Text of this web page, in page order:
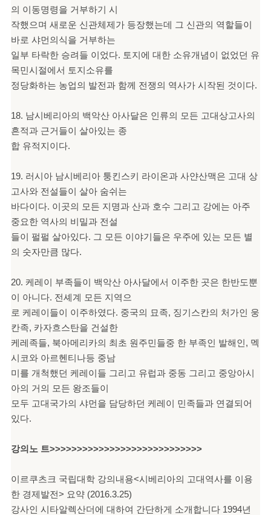
의 이동명령을 거부하기 시
작했으며 새로운 신관체제가 등장했는데 그 신관의 역할들이
바로 샤먼의식을 거부하는
일부 타락한 승려들 이었다. 토지에 대한 소유개념이 없었던 유
목민시절에서 토지소유를
정당화하는 농업의 발전과 함께 전쟁의 역사가 시작된 것이다.
18. 남시베리아의 백악산 아사달은 인류의 모든 고대상고사의
흔적과 근거들이 살아있는 종
합 유적지이다.
19. 러시아 남시베리아 퉁킨스키 라이온과 사얀산맥은 고대 상
고사와 전설들이 살아 숨쉬는
바다이다. 이곳의 모든 지명과 산과 호수 그리고 강에는 아주
중요한 역사의 비밀과 전설
들이 펄펄 살아있다. 그 모든 이야기들은 우주에 있는 모든 별
의 숫자만큼 많다.
20. 케레이 부족들이 백악산 아사달에서 이주한 곳은 한반도뿐
이 아니다. 전셰계 모든 지역으
로 케레이들이 이주하였다. 중국의 묘족, 징기스칸의 처가인 웅
칸족, 카자흐스탄을 건설한
케레족들, 북아메리카의 최초 원주민들중 한 부족인 발해인, 멕
시코와 아르헨티나등 중남
미를 개척했던 케레이들 그리고 유럽과 중동 그리고 중앙아시
아의 거의 모든 왕조들이
모두 고대국가의 샤먼을 담당하던 케레이 민족들과 연결되어
있다.
강의노 트>>>>>>>>>>>>>>>>>>>>>>>>>>>>
이르쿠츠크 국립대학 강의내용<시베리아의 고대역사를 이용
한 경제발전> 요약 (2016.3.25)
강사인 시타알렉산더에 대하여 간단하게 소개합니다 1994년